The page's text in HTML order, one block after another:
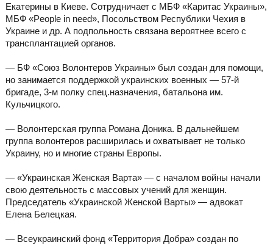
Екатерины в Киеве. Сотрудничает с МБФ «Каритас Украины»,
МБФ «People in need», Посольством Республики Чехия в
Украине и др. А подпольность связана вероятнее всего с
трансплантацией органов.
— БФ «Союз Волонтеров Украины» был создан для помощи,
но занимается поддержкой украинских военных — 57-й
бригаде, 3-м полку спец.назначения, батальона им.
Кульчицкого.
— Волонтерская группа Романа Доника. В дальнейшем
группа волонтеров расширилась и охватывает не только
Украину, но и многие страны Европы.
— «Украинская Женская Варта» — с началом войны начали
свою деятельность с массовых учений для женщин.
Председатель «Украинской Женской Варты» — адвокат
Елена Белецкая.
— Всеукраинский фонд «Территория Добра» создан по